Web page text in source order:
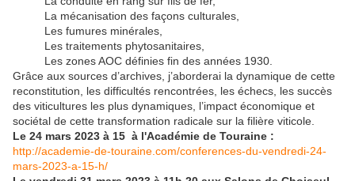
La mécanisation des façons culturales,
Les fumures minérales,
Les traitements phytosanitaires,
Les zones AOC définies fin des années 1930.
Grâce aux sources d’archives, j’aborderai la dynamique de cette
reconstitution, les difficultés rencontrées, les échecs, les succès
des viticultures les plus dynamiques, l’impact économique et
sociétal de cette transformation radicale sur la filière viticole.
Le 24 mars 2023 à 15 à l'Académie de Touraine :
http://academie-de-touraine.com/conferences-du-vendredi-24-
mars-2023-a-15-h/